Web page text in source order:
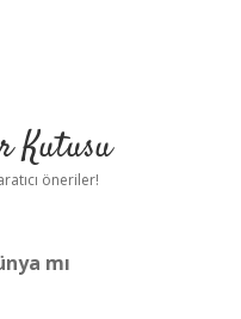
Kutusu
öneriler!
mı